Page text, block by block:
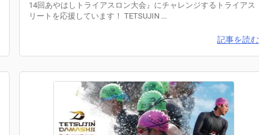
14回あやはしトライアスロン大会』にチャレンジするトライアス
リートを応援しています！ TETSUJIN ...
記事を読む